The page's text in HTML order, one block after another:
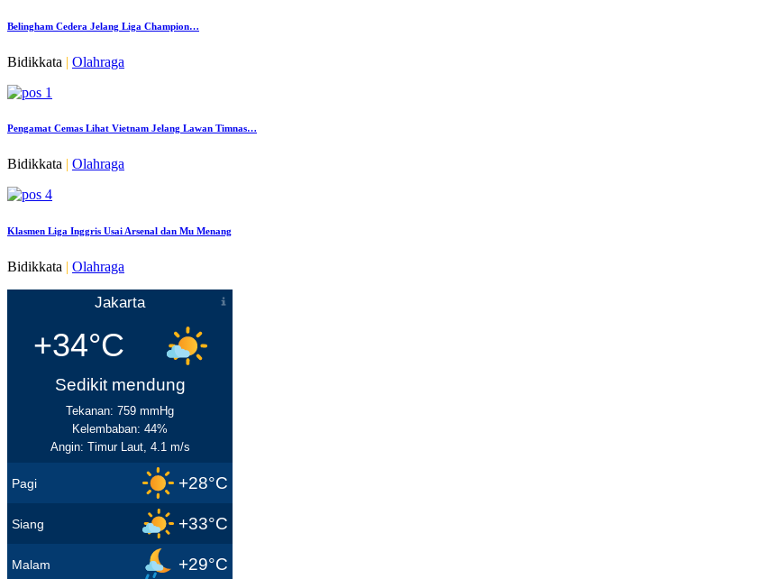
Belingham Cedera Jelang Liga Champion…
Bidikkata | Olahraga
Pengamat Cemas Lihat Vietnam Jelang Lawan Timnas…
Bidikkata | Olahraga
Klasmen Liga Inggris Usai Arsenal dan Mu Menang
Bidikkata | Olahraga
Jakarta
+34°C
Sedikit mendung
Tekanan: 759 mmHg
Kelembaban: 44%
Angin: Timur Laut, 4.1 m/s
Pagi +28°C
Siang +33°C
Malam +29°C